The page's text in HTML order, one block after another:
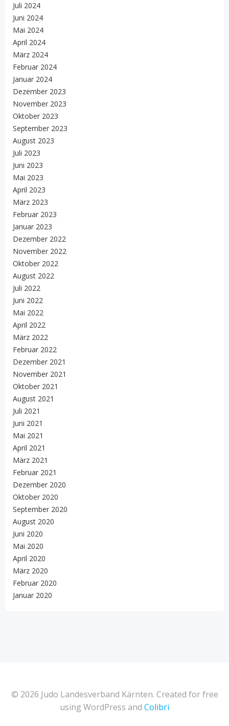
Juli 2024
Juni 2024
Mai 2024
April 2024
März 2024
Februar 2024
Januar 2024
Dezember 2023
November 2023
Oktober 2023
September 2023
August 2023
Juli 2023
Juni 2023
Mai 2023
April 2023
März 2023
Februar 2023
Januar 2023
Dezember 2022
November 2022
Oktober 2022
August 2022
Juli 2022
Juni 2022
Mai 2022
April 2022
März 2022
Februar 2022
Dezember 2021
November 2021
Oktober 2021
August 2021
Juli 2021
Juni 2021
Mai 2021
April 2021
März 2021
Februar 2021
Dezember 2020
Oktober 2020
September 2020
August 2020
Juni 2020
Mai 2020
April 2020
März 2020
Februar 2020
Januar 2020
© 2026 Judo Landesverband Kärnten. Created for free
using WordPress and Colibri